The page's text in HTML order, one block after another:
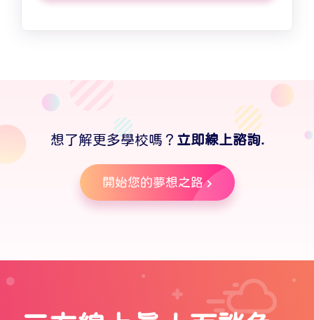
想了解更多學校嗎？ 立即線上諮詢.
開始您的夢想之路